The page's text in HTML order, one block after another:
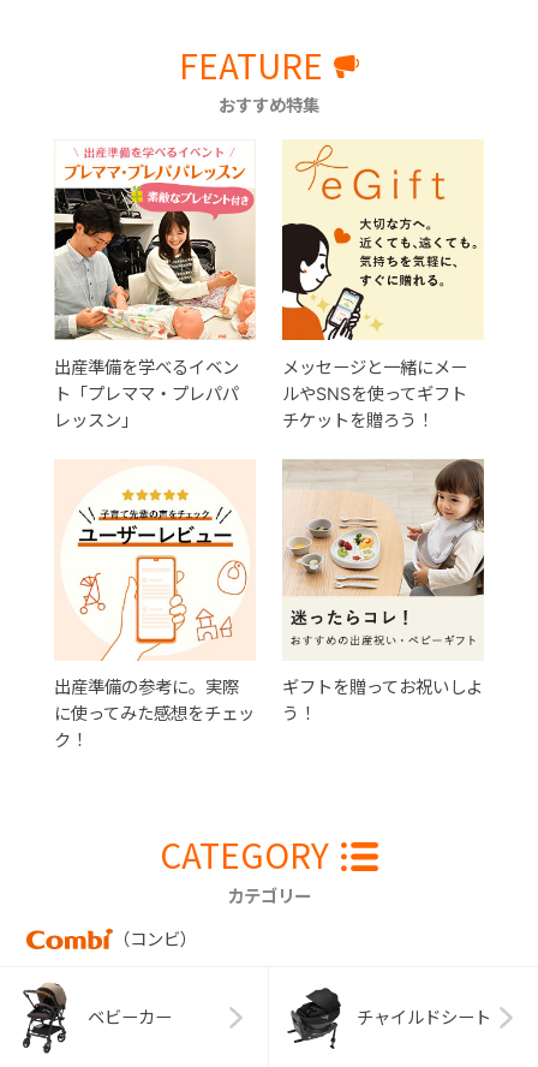
FEATURE
おすすめ特集
出産準備を学べるイベン
ト「プレママ・プレパパ
レッスン」
メッセージと一緒にメー
ルやSNSを使ってギフト
チケットを贈ろう！
出産準備の参考に。実際
に使ってみた感想をチェッ
ク！
ギフトを贈ってお祝いしよ
う！
CATEGORY
カテゴリー
（コンビ）
ベビーカー チャイルドシート